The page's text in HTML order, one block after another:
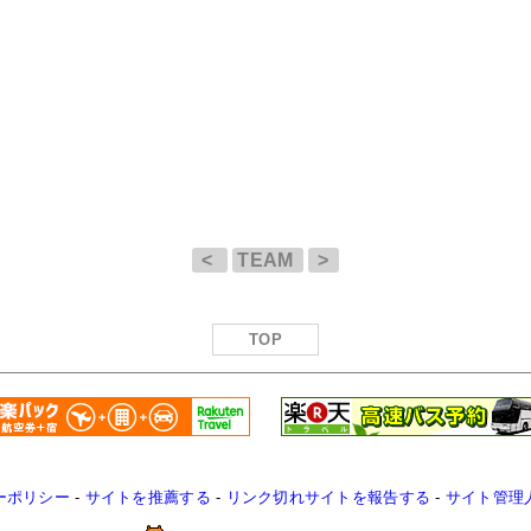
< TEAM >
TOP
ポリシー - サイトを推薦する - リンク切れサイトを報告する - サイト管理